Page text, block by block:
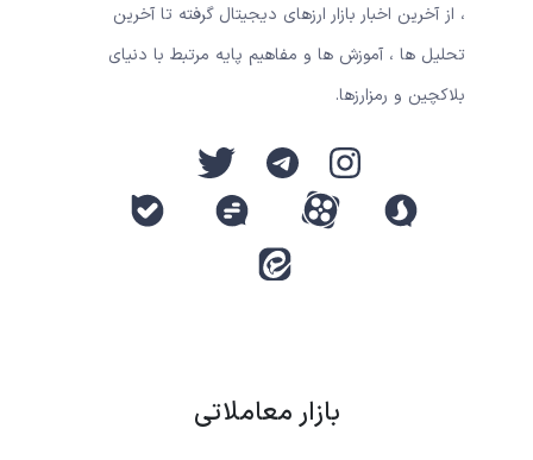
، از آخرین اخبار بازار ارزهای دیجیتال گرفته تا آخرین
تحلیل ها ، آموزش ها و مفاهیم پایه مرتبط با دنیای
بلاکچین و رمزارزها.
بازار معاملاتی